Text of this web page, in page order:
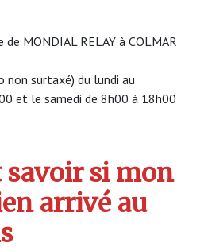
MONDIAL RELAY à COLMAR
non surtaxé) du lundi au
et le samedi de 8h00 à 18h00
savoir si mon
arrivé au